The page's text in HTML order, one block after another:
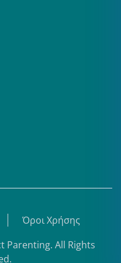
Όροι Χρήσης
Parenting. All Rights